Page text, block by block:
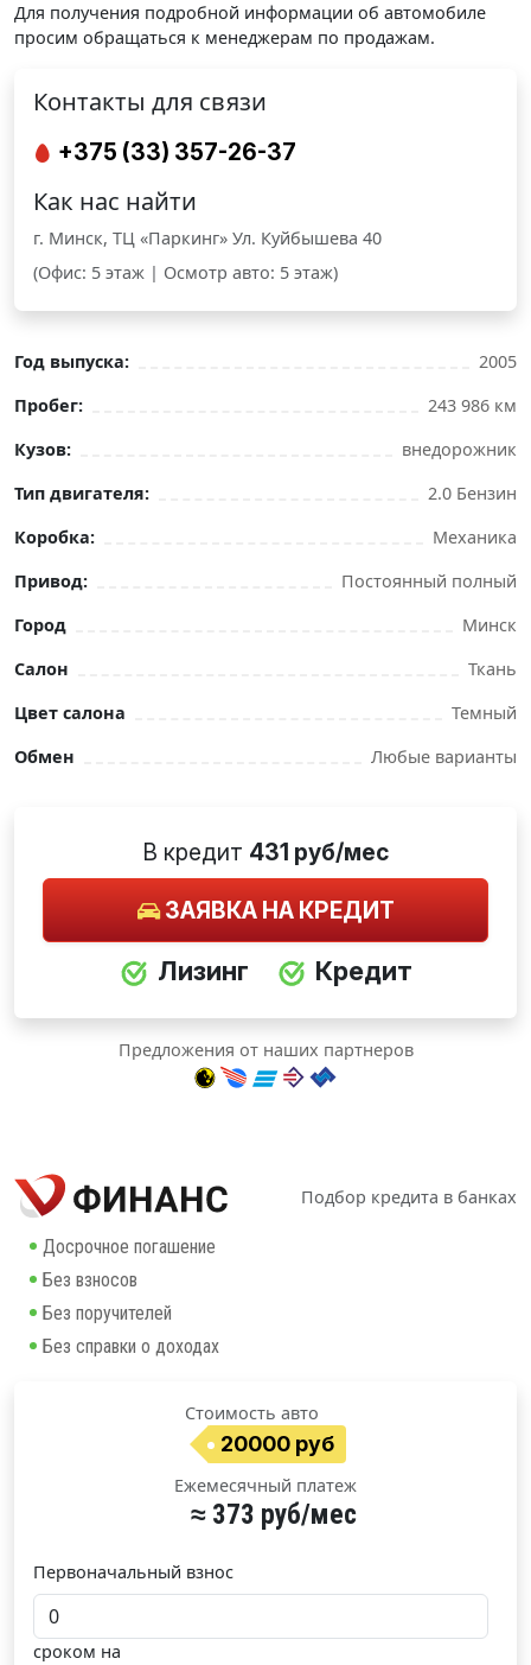
Для получения подробной информации об автомобиле
просим обращаться к менеджерам по продажам.
Контакты для связи
+375 (33) 357-26-37
Как нас найти
г. Минск, ТЦ «Паркинг» Ул. Куйбышева 40
(Офис: 5 этаж | Осмотр авто: 5 этаж)
Год выпуска:
2005
Пробег:
243 986 км
Кузов:
внедорожник
Тип двигателя:
2.0 Бензин
Коробка:
Механика
Привод:
Постоянный полный
Город
Минск
Салон
Ткань
Цвет салона
Темный
Обмен
Любые варианты
В кредит 431 руб/мес
ЗАЯВКА НА КРЕДИТ
Лизинг Кредит
Предложения от наших партнеров
Подбор кредита в банках
Досрочное погашение
Без взносов
Без поручителей
Без справки о доходах
Стоимость авто
20000 руб
Ежемесячный платеж
≈ 373 руб/мес
Первоначальный взнос
сроком на